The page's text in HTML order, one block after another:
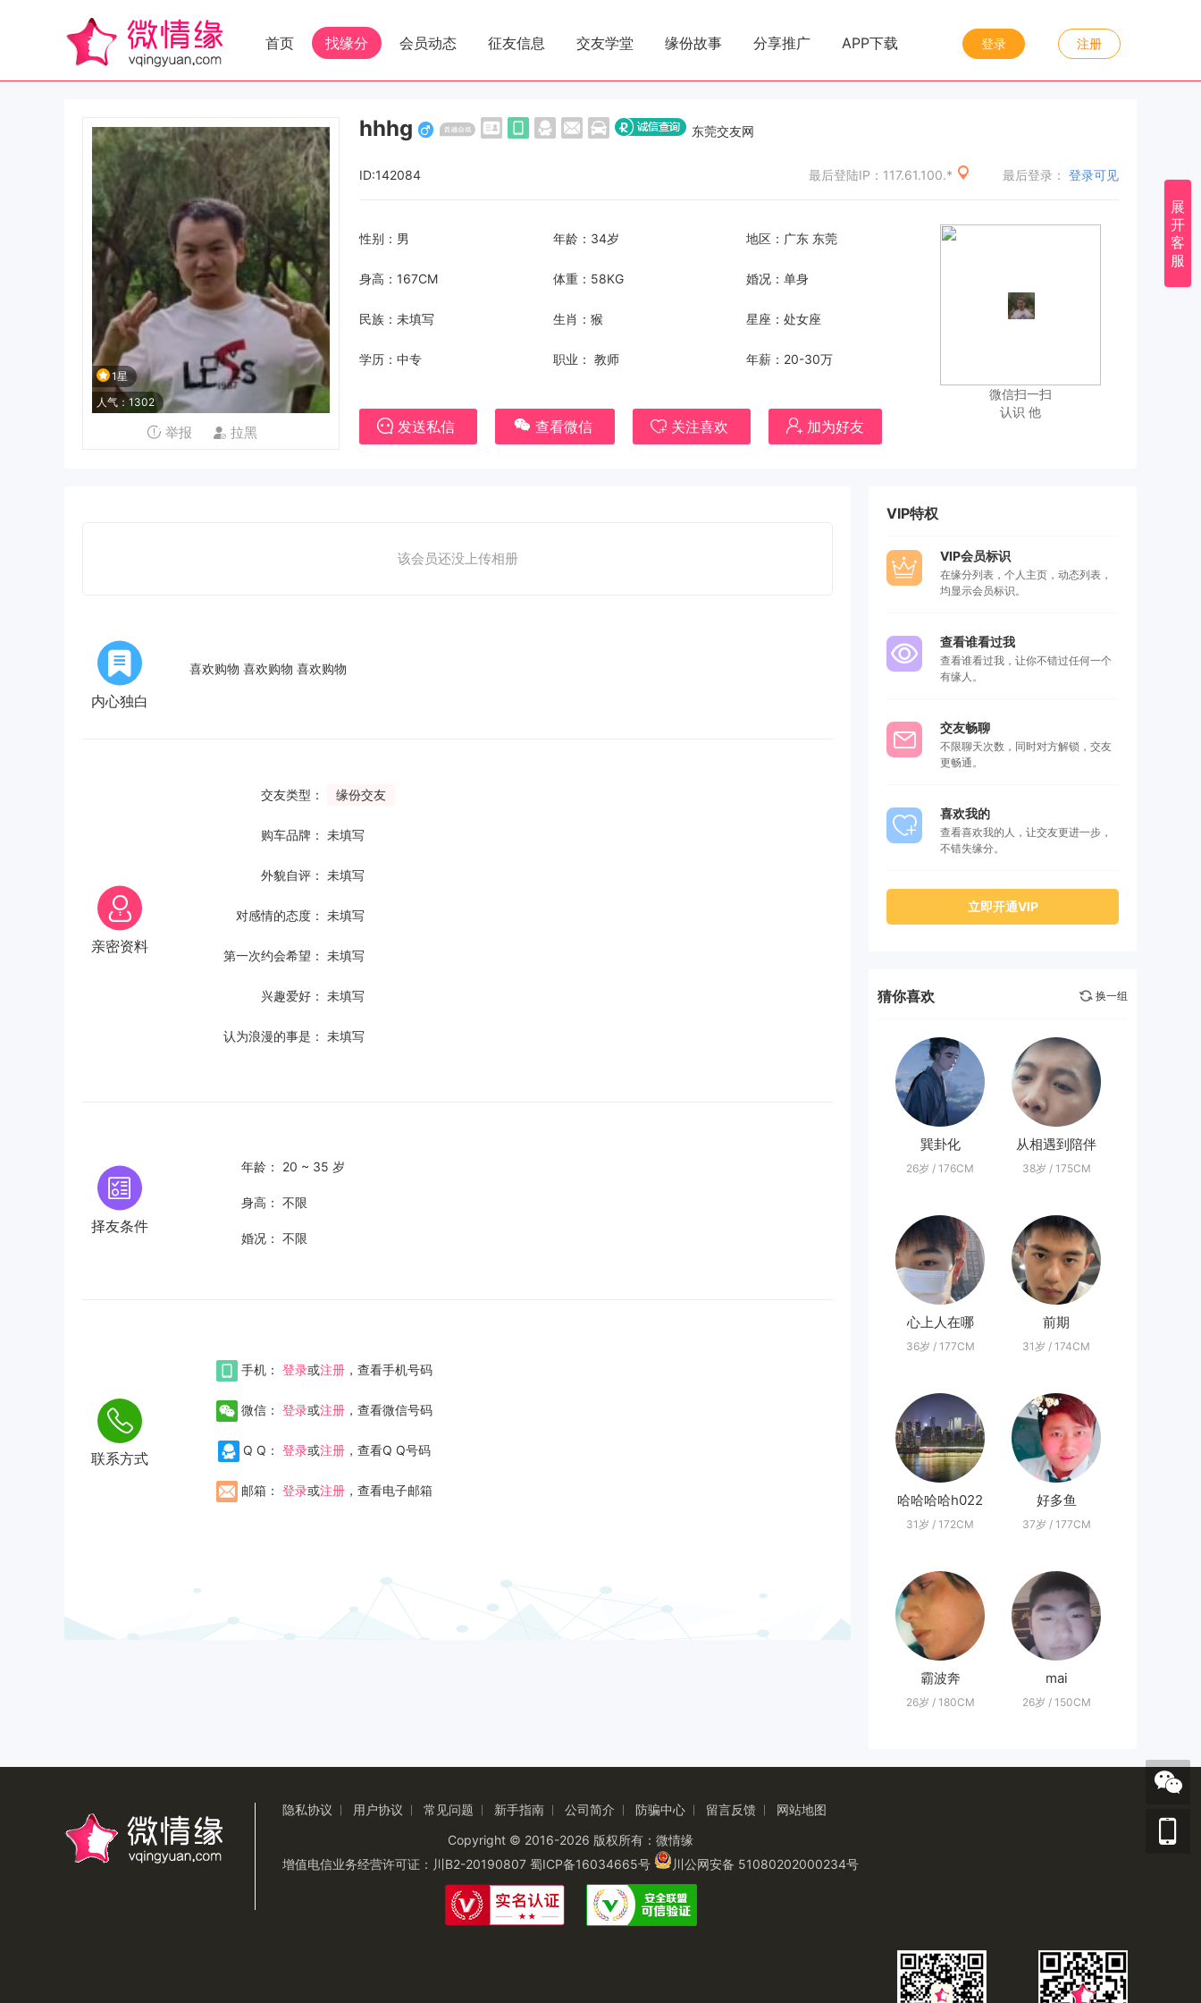
首页 找缘分 会员动态 征友信息 交友学堂 缘份故事 分享推广 APP下载 登录 注册
1星
人气：1302
举报 拉黑
hhhg 东莞交友网
ID:142084 最后登陆IP：117.61.100.* 最后登录： 登录可见
性别：男 年龄：34岁 地区：广东 东莞
身高：167CM 体重：58KG 婚况：单身
民族：未填写 生肖：猴 星座：处女座
学历：中专 职业： 教师 年薪：20-30万
发送私信 查看微信 关注喜欢 加为好友
微信扫一扫
认识 他
该会员还没上传相册
内心独白
喜欢购物 喜欢购物 喜欢购物
亲密资料
交友类型： 缘份交友
购车品牌： 未填写
外貌自评： 未填写
对感情的态度： 未填写
第一次约会希望： 未填写
兴趣爱好： 未填写
认为浪漫的事是： 未填写
择友条件
年龄： 20 ~ 35 岁
身高： 不限
婚况： 不限
联系方式
手机： 登录或注册 ，查看手机号码
微信： 登录或注册 ，查看微信号码
Q Q： 登录或注册 ，查看Q Q号码
邮箱： 登录或注册 ，查看电子邮箱
VIP特权
VIP会员标识
在缘分列表，个人主页，动态列表，
均显示会员标识。
查看谁看过我
查看谁看过我，让你不错过任何一个
有缘人。
交友畅聊
不限聊天次数，同时对方解锁，交友
更畅通。
喜欢我的
查看喜欢我的人，让交友更进一步，
不错失缘分。
立即开通VIP
猜你喜欢 换一组
巽卦化
26岁 / 176CM
从相遇到陪伴
38岁 / 175CM
心上人在哪
36岁 / 177CM
前期
31岁 / 174CM
哈哈哈哈h022
31岁 / 172CM
好多鱼
37岁 / 177CM
霸波奔
26岁 / 180CM
mai
26岁 / 150CM
隐私协议 用户协议 常见问题 新手指南 公司简介 防骗中心 留言反馈
网站地图
Copyright © 2016-2026 版权所有：微情缘
增值电信业务经营许可证：川B2-20190807 蜀ICP备16034665号 川公网安备 51080202000234号
展
开
客
服